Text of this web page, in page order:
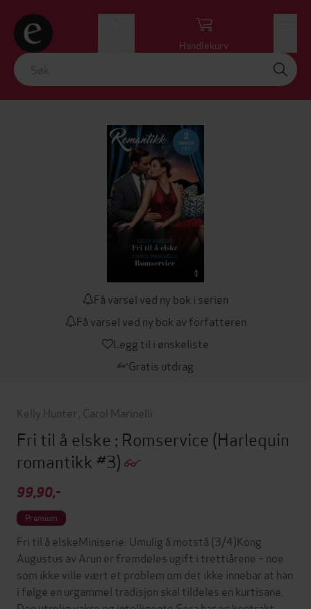
Handlekurv
Få varsel ved ny bok i serien
Få varsel ved ny bok av forfatteren
Legg til i ønskeliste
Gratis utdrag
Kelly Hunter Carol Marinelli
Fri til å elske ; Romservice (Harlequin
romantikk #3)
99,90,-
Premium
Fri til å elskeMiniserie: Umulig å motstå (3/4)Kong
Augustus av Arun er fremdeles ugift i trettiårene – noe
som ikke ville vært et problem om det ikke innebar at han
i følge en urgammel tradisjon skal tildeles en kurtisane.